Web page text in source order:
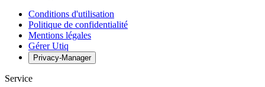
Conditions d'utilisation
Politique de confidentialité
Mentions légales
Gérer Utiq
Privacy-Manager
Service